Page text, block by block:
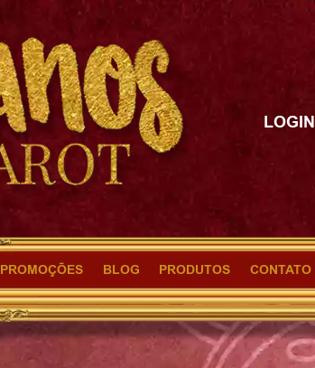
LOGIN
PROMOÇÕES BLOG PRODUTOS CONTATO